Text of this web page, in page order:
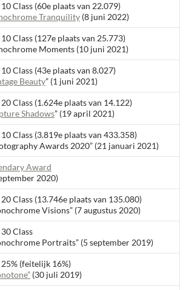
Class (60e plaats van 22.079)
Tranquility (8 juni 2022)
Class (127e plaats van 25.773)
Moments (10 juni 2021)
Class (43e plaats van 8.027)
Beauty” (1 juni 2021)
Class (1.624e plaats van 14.122)
Shadows” (19 april 2021)
Class (3.819e plaats van 433.358)
Awards 2020” (21 januari 2021)
Award
2020)
Class (13.746e plaats van 135.080)
Visions” (7 augustus 2020)
Class
Portraits” (5 september 2019)
25% (feitelijk 16%)
(30 juli 2019)